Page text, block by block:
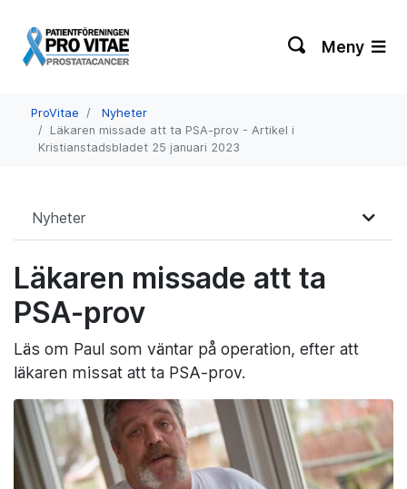
Meny
ProVitae
Nyheter
Läkaren missade att ta PSA-prov - Artikel i
Kristianstadsbladet 25 januari 2023
Nyheter
Läkaren missade att ta
PSA-prov
Läs om Paul som väntar på operation, efter att
läkaren missat att ta PSA-prov.